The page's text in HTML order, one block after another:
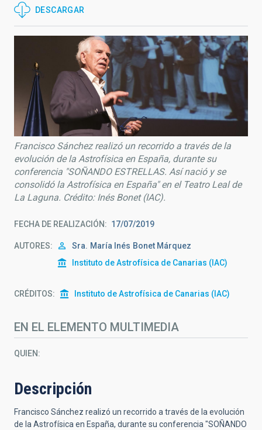
DESCARGAR
Francisco Sánchez realizó un recorrido a través de la
evolución de la Astrofísica en España, durante su
conferencia "SOÑANDO ESTRELLAS. Así nació y se
consolidó la Astrofísica en España" en el Teatro Leal de
La Laguna. Crédito: Inés Bonet (IAC).
FECHA DE REALIZACIÓN 17/07/2019
AUTORES Sra. María Inés Bonet Márquez
Instituto de Astrofísica de Canarias (IAC)
CRÉDITOS Instituto de Astrofísica de Canarias (IAC)
EN EL ELEMENTO MULTIMEDIA
QUIEN
Descripción
Francisco Sánchez realizó un recorrido a través de la evolución
de la Astrofísica en España, durante su conferencia "SOÑANDO